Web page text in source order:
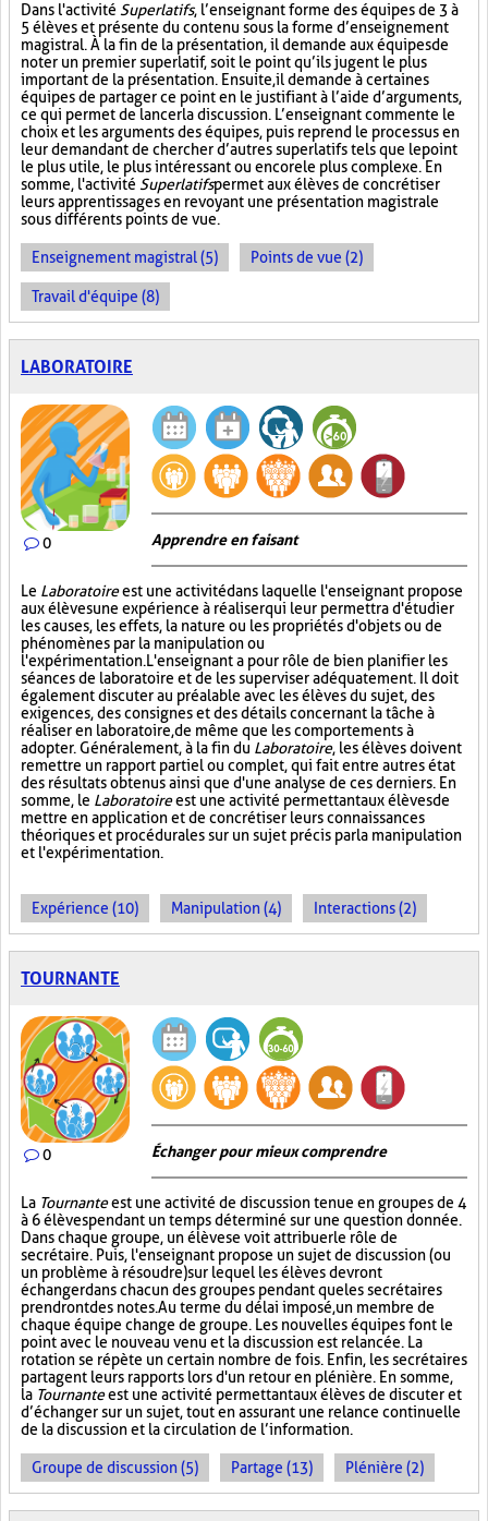
Dans l'activité Superlatifs, l’enseignant forme des équipes de 3 à
5 élèves et présente du contenu sous la forme d’enseignement
magistral. À la fin de la présentation, il demande aux équipes de
noter un premier superlatif, soit le point qu’ils jugent le plus
important de la présentation. Ensuite, il demande à certaines
équipes de partager ce point en le justifiant à l’aide d’arguments,
ce qui permet de lancer la discussion. L’enseignant commente le
choix et les arguments des équipes, puis reprend le processus en
leur demandant de chercher d’autres superlatifs tels que le point
le plus utile, le plus intéressant ou encore le plus complexe. En
somme, l'activité Superlatifspermet aux élèves de concrétiser
leurs apprentissages en revoyant une présentation magistrale
sous différents points de vue.
Enseignement magistral (5) Points de vue (2)
Travail d'équipe (8)
LABORATOIRE
0 Apprendre en faisant
Le Laboratoireest une activité dans laquelle l'enseignant propose
aux élèves une expérience à réaliser qui leur permettra d'étudier
les causes, les effets, la nature ou les propriétés d'objets ou de
phénomènes par la manipulation ou
l'expérimentation. L'enseignant a pour rôle de bien planifier les
séances de laboratoire et de les superviser adéquatement. Il doit
également discuter au préalable avec les élèves du sujet, des
exigences, des consignes et des détails concernant la tâche à
réaliser en laboratoire, de même que les comportements à
adopter. Généralement, à la fin du Laboratoire, les élèves doivent
remettre un rapport partiel ou complet, qui fait entre autres état
des résultats obtenus ainsi que d'une analyse de ces derniers. En
somme, le Laboratoireest une activité permettant aux élèves de
mettre en application et de concrétiser leurs connaissances
théoriques et procédurales sur un sujet précis par la manipulation
et l'expérimentation.
Expérience (10) Manipulation (4) Interactions (2)
TOURNANTE
0 Échanger pour mieux comprendre
La Tournanteest une activité de discussion tenue en groupes de 4
à 6 élèves pendant un temps déterminé sur une question donnée.
Dans chaque groupe, un élève se voit attribuer le rôle de
secrétaire. Puis, l'enseignant propose un sujet de discussion (ou
un problème à résoudre) sur lequel les élèves devront
échanger dans chacun des groupes pendant que les secrétaires
prendront des notes. Au terme du délai imposé, un membre de
chaque équipe change de groupe. Les nouvelles équipes font le
point avec le nouveau venu et la discussion est relancée. La
rotation se répète un certain nombre de fois. Enfin, les secrétaires
partagent leurs rapports lors d'un retour en plénière. En somme,
la Tournanteest une activité permettant aux élèves de discuter et
d’échanger sur un sujet, tout en assurant une relance continuelle
de la discussion et la circulation de l’information.
Groupe de discussion (5) Partage (13) Plénière (2)